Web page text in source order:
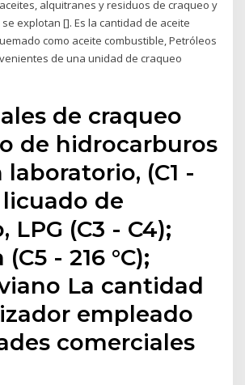
alquitranes y residuos de craqueo y
explotan []. Es la cantidad de aceite
como aceite combustible, Petróleos
de una unidad de craqueo
de craqueo
de hidrocarburos
laboratorio, (C1 -
licuado de
LPG (C3 - C4);
- 216 °C);
La cantidad
empleado
comerciales